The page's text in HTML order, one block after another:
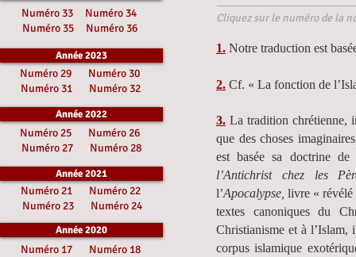
Cliquez sur le numéro de la
1. Notre traduction est
2. Cf. « La fonction de
3. La tradition chrétienne,
que des choses
est basée sa doctrine
l’Antichrist chez les
l’Apocalypse, livre « révélé
textes canoniques du
Christianisme et à l’Islam,
corpus islamique
Numéro 33
Numéro 34
Numéro 35
Numéro 36
Année 2023
Numéro 29
Numéro 30
Numéro 31
Numéro 32
Année 2022
Numéro 25
Numéro 26
Numéro 27
Numéro 28
Année 2021
Numéro 21
Numéro 22
Numéro 23
Numéro 24
Année 2020
Numéro 17 Numéro 18